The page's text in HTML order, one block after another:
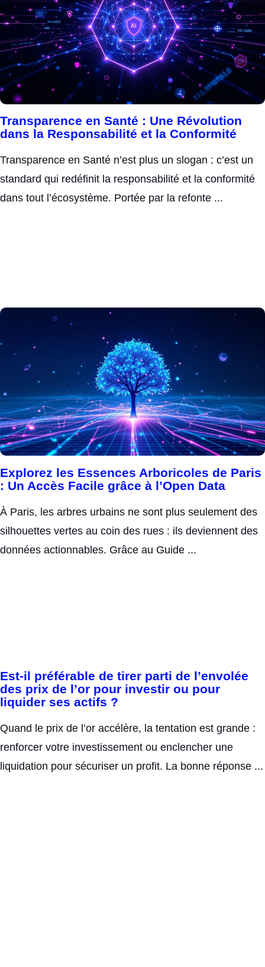
Transparence en Santé : Une Révolution
dans la Responsabilité et la Conformité
Transparence en Santé n’est plus un slogan : c’est un
standard qui redéfinit la responsabilité et la conformité
dans tout l’écosystème. Portée par la refonte ...
Explorez les Essences Arboricoles de Paris
: Un Accès Facile grâce à l’Open Data
À Paris, les arbres urbains ne sont plus seulement des
silhouettes vertes au coin des rues : ils deviennent des
données actionnables. Grâce au Guide ...
Est-il préférable de tirer parti de l’envolée
des prix de l’or pour investir ou pour
liquider ses actifs ?
Quand le prix de l’or accélère, la tentation est grande :
renforcer votre investissement ou enclencher une
liquidation pour sécuriser un profit. La bonne réponse ...